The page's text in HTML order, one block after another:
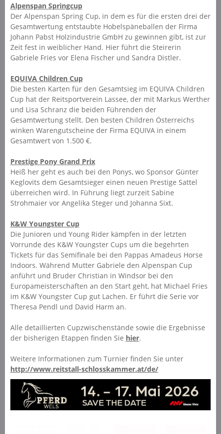
Alpenspan Springcup
Der Alpenspan Spring Cup, in dem es für die ersten drei der
Gesamtwertung entstaubte Hobelspäneballen der Firma
Johann Pabst Holzindustrie GmbH zu gewinnen gibt, ist zur
Zeit fest in weiblicher Hand. Hier führt die Steirerin
Gabriele Fries vor Elena Fischer und Sandra Distler.
EQUIVA Children Cup
Die besten Karten für den Gesamtsieg im EQUIVA Children
Cup hat der Reitsportverein Lassee, der mit Markus Werther
und Lisa Schranz die beiden Führenden der
Gesamtwertung stellt. Den besten Children Österreichs
winken Warengutscheine der Firma EQUIVA in einem
Gesamtwert von 1.500 €.
Prestige Pony Grand Prix
Heiß her geht es auch bei den Ponys, wo Sponsor Günter
Keglovits dem Gesamtsieger einen neuen Prestige Sattel
überreichen wird. In Führung liegt zurzeit Sabine
Strohmaier vor Angelika Steger und Johanna Sixt.
K&W Youngster Cup
Die Junioren und Young Rider kämpfen in der letzten
Vorrunde des K&W Youngster Cups um die begehrten
Tickets für das Semifinale bei den Pappas Amadeus Horse
Indoors. Während Mutter Gabriele den Alpenspan Cup
anführt und Bruder Christian in Windsor bei den
Europameisterschaften an den Start geht, hat Michael Fries
im K&W Youngster Cup gut Lachen. Er führt die Serie vor
Theresa Pendl und David Harm an.
Alle detaillierten Cupzwischenstände sowie die Ergebnisse
der bisherigen Etappen finden Sie hier.
Weitere Informationen zum Turnier finden Sie unter
http://www.reitstall-schlosskammer.at/de/